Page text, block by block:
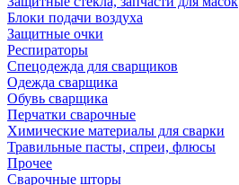
Блоки подачи воздуха
Защитные очки
Респираторы
Спецодежда для сварщиков
Одежда сварщика
Обувь сварщика
Перчатки сварочные
Химические материалы для сварки
Травильные пасты, спреи, флюсы
Прочее
Сварочные шторы